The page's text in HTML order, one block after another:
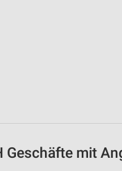
Geschäfte mit